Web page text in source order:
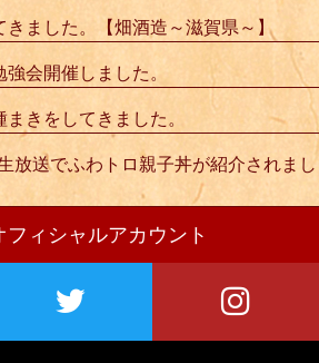
きました。【畑酒造～滋賀県～】
会開催しました。
きをしてきました。
放送でふわトロ親子丼が紹介されまし
ィシャルアカウント